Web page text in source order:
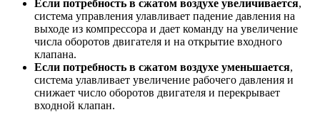
Если потребность в сжатом воздухе увеличивается,
система управления улавливает падение давления на
выходе из компрессора и дает команду на увеличение
числа оборотов двигателя и на открытие входного
клапана.
Если потребность в сжатом воздухе уменьшается,
система улавливает увеличение рабочего давления и
снижает число оборотов двигателя и перекрывает
входной клапан.